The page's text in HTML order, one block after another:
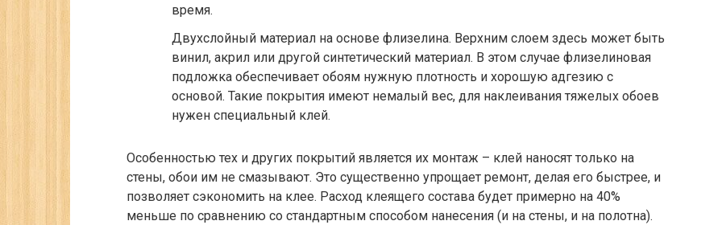
время.
Двухслойный материал на основе флизелина. Верхним слоем здесь может быть
винил, акрил или другой синтетический материал. В этом случае флизелиновая
подложка обеспечивает обоям нужную плотность и хорошую адгезию с
основой. Такие покрытия имеют немалый вес, для наклеивания тяжелых обоев
нужен специальный клей.
Особенностью тех и других покрытий является их монтаж – клей наносят только на
стены, обои им не смазывают. Это существенно упрощает ремонт, делая его быстрее, и
позволяет сэкономить на клее. Расход клеящего состава будет примерно на 40%
меньше по сравнению со стандартным способом нанесения (и на стены, и на полотна).